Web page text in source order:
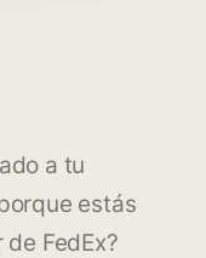
a tu
estás
FedEx?